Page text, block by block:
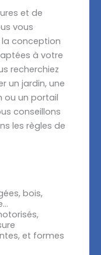
et de
vous
conception
à votre
recherchiez
un jardin, une
ou un portail
conseillons
les règles de
bois,
et formes